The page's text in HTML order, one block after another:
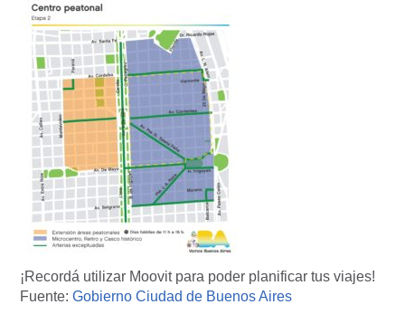
¡Recordá utilizar Moovit para poder planificar tus viajes!
Fuente: Gobierno Ciudad de Buenos Aires